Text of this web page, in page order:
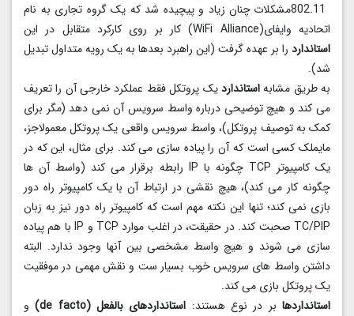
802.11مشکلات چنان زیاد و پیچیده شد که یک گروه تجاری به نام
اتحادیه وایفای(WiFi Alliance) کار بر روی کارکرد متقابل در این
استانداردرا بر عهده گرفت (این راهبرد بعدها به یک رویه متداول تبدیل
شد).
به طریق مشابهاستانداردیک پروتکل فقط عملکرد خارجی آن را تعریف
می کند و هیچ توضیحی درباره واسط سرویس آن نمی دهد (مگر برای
کمک به توصیف پروتکل)، واسط سرویس واقعی یک پروتکل معمولاجز،
مایملک کسی است که آن را پیاده سازی می کند. برای مثال، این که در
یک کامپیوتر TCP چگونه با IP رابطه برقرار می کند (واسط آن ها
چگونه کار می کند)، هیچ نقشی در ارتباط آن با یک کامپیوتر راه دور
بازی نمی کند؛ تنها این نکته مهم است که کامپیوتر راه دور نیز به زبان
TC/PIP صحبت کند. در حقیقت، در اغلب موارد TCP و IP با هم پیاده
سازی می شوند و هیچ واسط مشخصی بین آنها وجود ندارد. البته
داشتن واسط های سرویس خوب بسیار ست و نقش مهمی در موفقیت
یک پروتکل بازی می کند.
استانداردهابر در نوع هستند: استانداردهای بالفعل (de facto)
و